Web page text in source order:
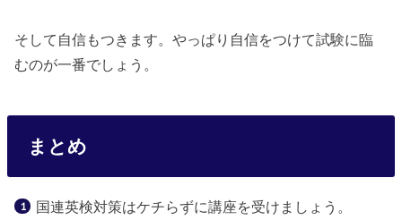
そして自信もつきます。やっぱり自信をつけて試験に臨
むのが一番でしょう。
まとめ
国連英検対策はケチらずに講座を受けましょう。